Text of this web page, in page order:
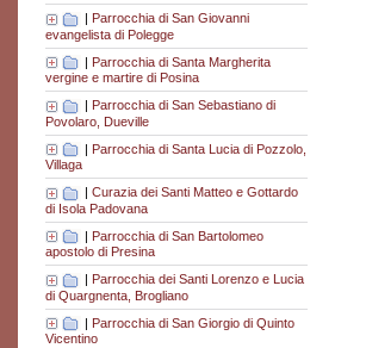
| Parrocchia di San Giovanni
evangelista di Polegge
| Parrocchia di Santa Margherita
vergine e martire di Posina
Parrocchia di San Sebastiano di
Povolaro, Dueville
| Parrocchia di Santa Lucia di Pozzolo,
Villaga
Curazia dei Santi Matteo e Gottardo
di Isola Padovana
| Parrocchia di San Bartolomeo
apostolo di Presina
Parrocchia dei Santi Lorenzo e Lucia
di Quargnenta, Brogliano
| Parrocchia di San Giorgio di Quinto
Vicentino